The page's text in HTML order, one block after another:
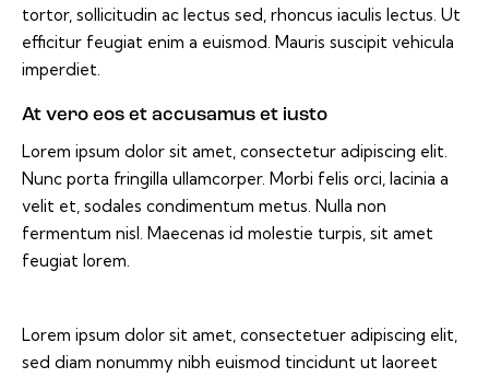
tortor, sollicitudin ac lectus sed, rhoncus iaculis lectus. Ut
efficitur feugiat enim a euismod. Mauris suscipit vehicula
imperdiet.
At vero eos et accusamus et iusto
Lorem ipsum dolor sit amet, consectetur adipiscing elit.
Nunc porta fringilla ullamcorper. Morbi felis orci, lacinia a
velit et, sodales condimentum metus. Nulla non
fermentum nisl. Maecenas id molestie turpis, sit amet
feugiat lorem.
Lorem ipsum dolor sit amet, consectetuer adipiscing elit,
sed diam nonummy nibh euismod tincidunt ut laoreet